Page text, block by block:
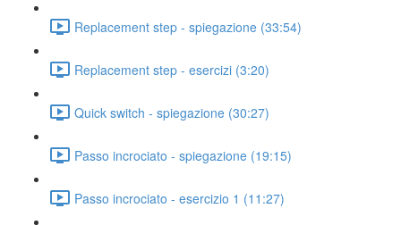
Replacement step - spiegazione (33:54)
Replacement step - esercizi (3:20)
Quick switch - spiegazione (30:27)
Passo incrociato - spiegazione (19:15)
Passo incrociato - esercizio 1 (11:27)